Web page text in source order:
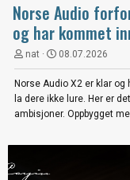
Norse Audio
og har kommet
nat 08.07.2026
Norse Audio X2 er klar
la dere ikke lure. Her er
ambisjoner. Oppbygget